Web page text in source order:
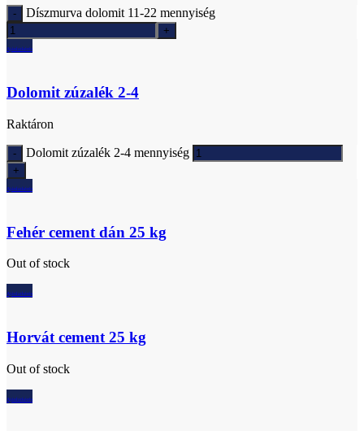
Díszmurva dolomit 11-22 mennyiség
Ajánlatkérés
Dolomit zúzalék 2-4
Raktáron
Dolomit zúzalék 2-4 mennyiség
Ajánlatkérés
Fehér cement dán 25 kg
Out of stock
Ajánlatkérés
Horvát cement 25 kg
Out of stock
Ajánlatkérés